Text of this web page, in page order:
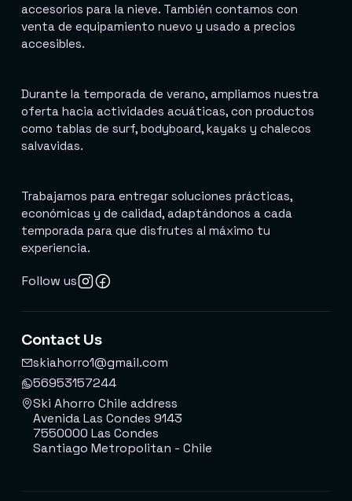
accesorios para la nieve. También contamos con
venta de equipamiento nuevo y usado a precios
accesibles.
Durante la temporada de verano, ampliamos nuestra
oferta hacia actividades acuáticas, con productos
como tablas de surf, bodyboard, kayaks y chalecos
salvavidas.
Trabajamos para entregar soluciones prácticas,
económicas y de calidad, adaptándonos a cada
temporada para que disfrutes al máximo tu
experiencia.
Follow us
Contact Us
skiahorro1@gmail.com
56953157244
Ski Ahorro Chile address
Avenida Las Condes 9143
7550000 Las Condes
Santiago Metropolitan - Chile